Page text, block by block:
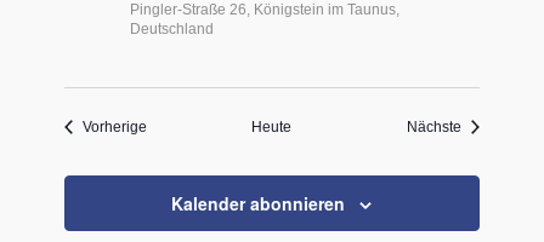
Pingler-Straße 26, Königstein im Taunus,
Deutschland
Vorherige VeranstaltungenHeute Nächste
Kalender abonnieren